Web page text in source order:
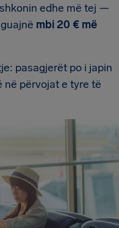
edhe më tej —
mbi 20 € më
pasagjerët po i japin
në përvojat e tyre të